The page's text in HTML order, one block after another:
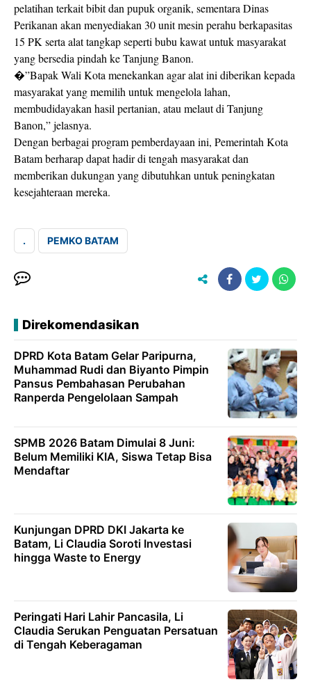
pelatihan terkait bibit dan pupuk organik, sementara Dinas
Perikanan akan menyediakan 30 unit mesin perahu berkapasitas
15 PK serta alat tangkap seperti bubu kawat untuk masyarakat
yang bersedia pindah ke Tanjung Banon.
�”Bapak Wali Kota menekankan agar alat ini diberikan kepada
masyarakat yang memilih untuk mengelola lahan,
membudidayakan hasil pertanian, atau melaut di Tanjung
Banon,” jelasnya.
Dengan berbagai program pemberdayaan ini, Pemerintah Kota
Batam berharap dapat hadir di tengah masyarakat dan
memberikan dukungan yang dibutuhkan untuk peningkatan
kesejahteraan mereka.
. PEMKO BATAM
Direkomendasikan
DPRD Kota Batam Gelar Paripurna,
Muhammad Rudi dan Biyanto Pimpin
Pansus Pembahasan Perubahan
Ranperda Pengelolaan Sampah
SPMB 2026 Batam Dimulai 8 Juni:
Belum Memiliki KIA, Siswa Tetap Bisa
Mendaftar
Kunjungan DPRD DKI Jakarta ke
Batam, Li Claudia Soroti Investasi
hingga Waste to Energy
Peringati Hari Lahir Pancasila, Li
Claudia Serukan Penguatan Persatuan
di Tengah Keberagaman